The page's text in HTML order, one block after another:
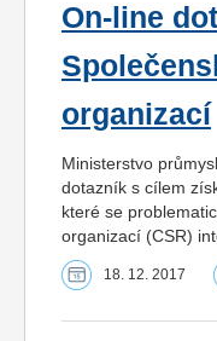
On-line
organizací
Ministerstvo
dotazník s cílem
které se
organizací (CSR)
18. 12. 2017